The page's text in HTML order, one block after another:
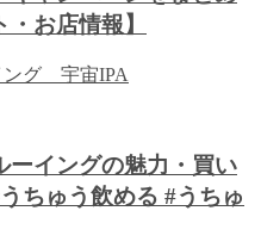
お店情報】
ーイングの魅力・買い
ちゅう飲める #うちゅ